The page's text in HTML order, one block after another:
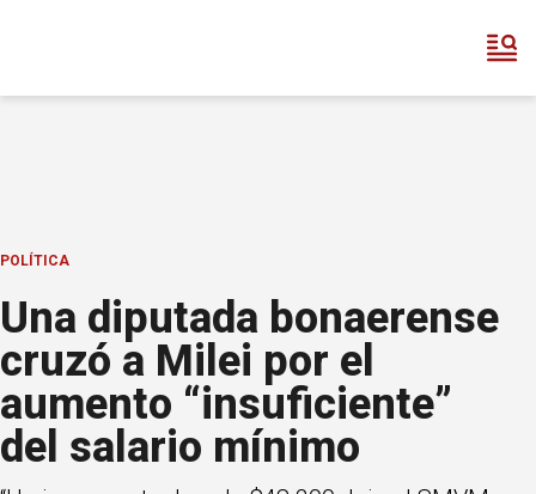
POLÍTICA
Una diputada bonaerense
cruzó a Milei por el
aumento “insuficiente”
del salario mínimo